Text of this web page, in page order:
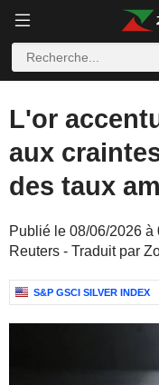
L'or
aux
des taux
Publié le 08/06/2026
Reuters - Traduit par
S&P GSCI SILVER INDEX